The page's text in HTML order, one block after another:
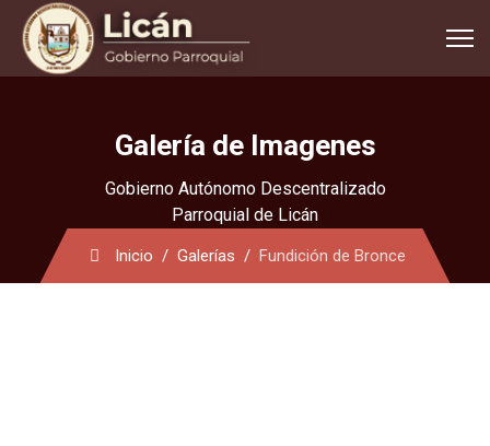
Galería de Imagenes
Gobierno Autónomo Descentralizado
Parroquial de Licán
Inicio Galerías Fundición de Bronce